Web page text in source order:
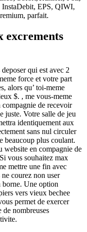
InstaDebit, EPS, QIWI,
parfait.
excrements
qui est avec 2
force et votre part
alors qu’ toi-meme
$. , me vous-meme
de recevoir
juste. Votre salle de jeu
identiquement aux
sans nul circuler
beaucoup plus coulant.
website en compagnie de
vous souhaitez max
mettre une fin avec
courez non user
borne. Une option
vers vieux bechee
permet de exercer
de nombreuses